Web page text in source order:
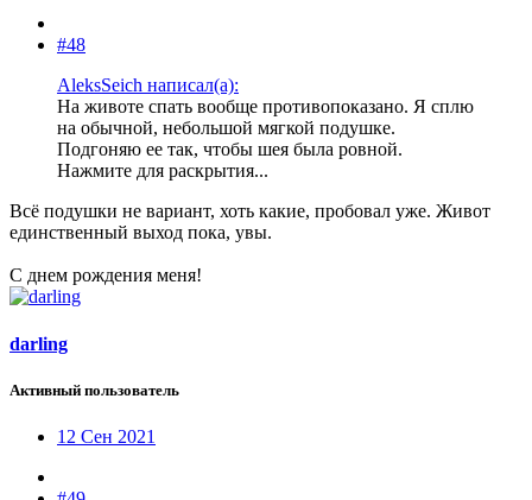
#48
AleksSeich написал(а):
На животе спать вообще противопоказано. Я сплю
на обычной, небольшой мягкой подушке.
Подгоняю ее так, чтобы шея была ровной.
Нажмите для раскрытия...
Всё подушки не вариант, хоть какие, пробовал уже. Живот
единственный выход пока, увы.
С днем рождения меня!
darling
Активный пользователь
12 Сен 2021